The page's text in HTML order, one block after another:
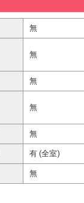
無
無
無
無
無
有 (全室)
無